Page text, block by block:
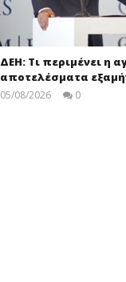
ΔΕΗ: Τι περιμένει η
αποτελέσματα
05/08/2026 0